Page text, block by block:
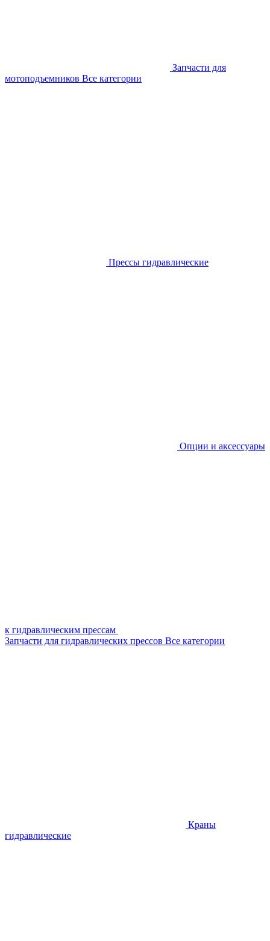
Запчасти для
мотоподъемников Все категории
Прессы гидравлические
Опции и аксессуары
к гидравлическим прессам
Запчасти для гидравлических прессов Все категории
Краны
гидравлические